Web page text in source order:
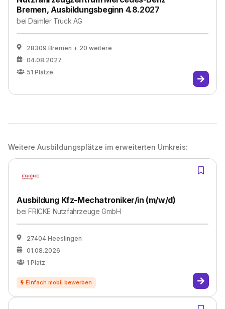
Bremen, Ausbildungsbeginn 4.8.2027
beiDaimler Truck AG
28309 Bremen + 20 weitere
04.08.2027
51 Plätze
Weitere Ausbildungsplätze im erweiterten Umkreis:
Ausbildung Kfz-Mechatroniker/in (m/w/d)
beiFRICKE Nutzfahrzeuge GmbH
27404 Heeslingen
01.08.2026
1 Platz